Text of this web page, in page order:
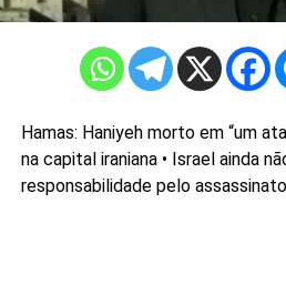
Hamas: Haniyeh morto em “um
na capital iraniana • Israel ainda
responsabilidade pelo assassinato